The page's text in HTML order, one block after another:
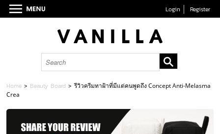
Login Register
Home > Beauty Board >รีวิวครีมทาฝ้าที่มีแต่คนพูดถึง Concept Anti-Melasma
Crea